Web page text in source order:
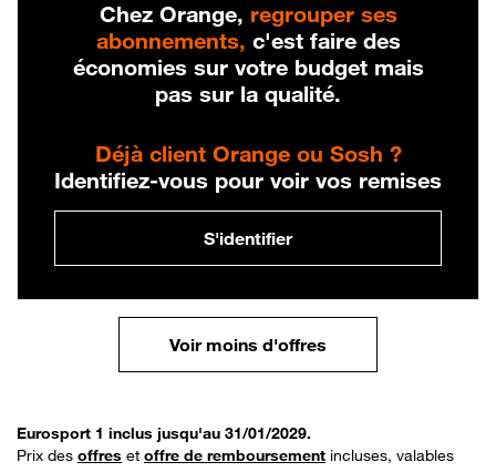
Chez Orange, regrouper ses
abonnements, c'est faire des
économies sur votre budget mais
pas sur la qualité.
Déjà client Orange ou Sosh ?
Identifiez-vous pour voir vos remises
S'identifier
Voir moins d'offres
Eurosport 1 inclus jusqu'au 31/01/2029.
Prix des offres et offre de remboursement incluses, valables